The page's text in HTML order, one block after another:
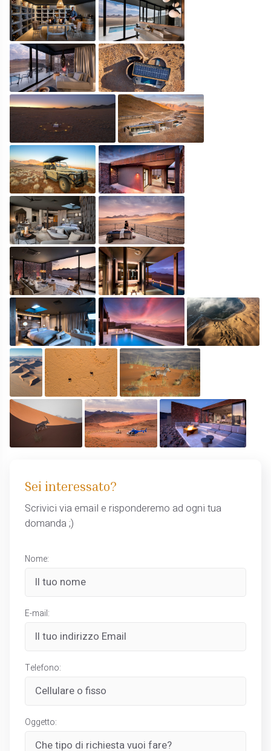
Sei interessato?
Scrivici via email e risponderemo ad ogni tua
domanda ;)
Nome:
E-mail:
Telefono:
Oggetto: